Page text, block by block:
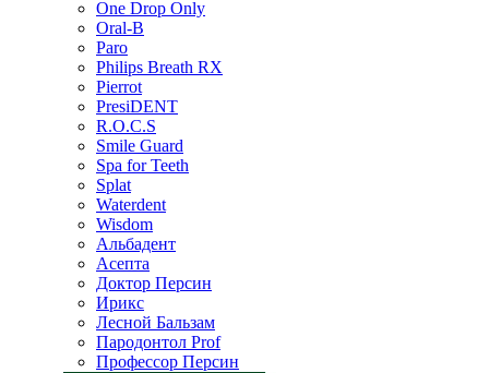
One Drop Only
Oral-B
Paro
Philips Breath RX
Pierrot
PresiDENT
R.O.C.S
Smile Guard
Spa for Teeth
Splat
Waterdent
Wisdom
Альбадент
Асепта
Доктор Персин
Ирикс
Лесной Бальзам
Пародонтол Prof
Профессор Персин